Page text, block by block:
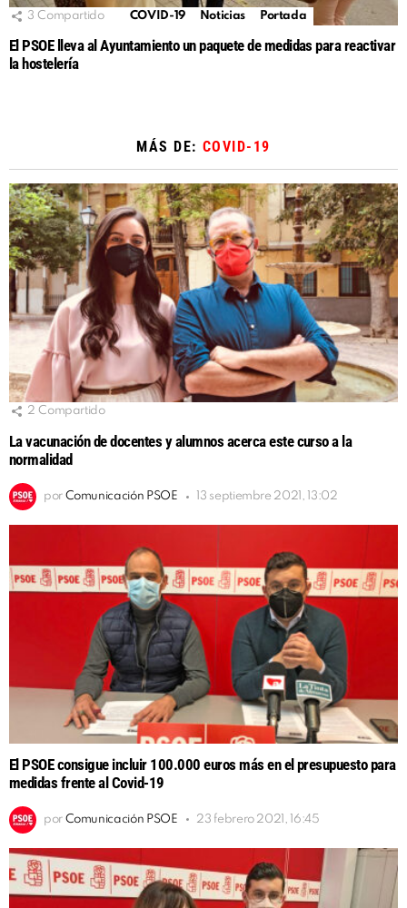
3 Compartido COVID-19 Noticias Portada
El PSOE lleva al Ayuntamiento un paquete de medidas para reactivar
la hostelería
MÁS DE: COVID-19
2 Compartido
La vacunación de docentes y alumnos acerca este curso a la
normalidad
por Comunicación PSOE 13 septiembre 2021, 13:02
El PSOE consigue incluir 100.000 euros más en el presupuesto para
medidas frente al Covid-19
por Comunicación PSOE 23 febrero 2021, 16:45